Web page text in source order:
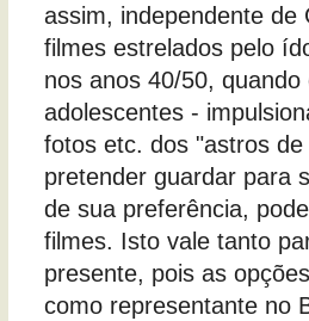
assim, independente
filmes estrelados pelo
nos anos 40/50,
adolescentes -
fotos etc. dos "astros
pretender guardar para
de sua preferência,
filmes. Isto vale tanto
presente, pois as
como representante no